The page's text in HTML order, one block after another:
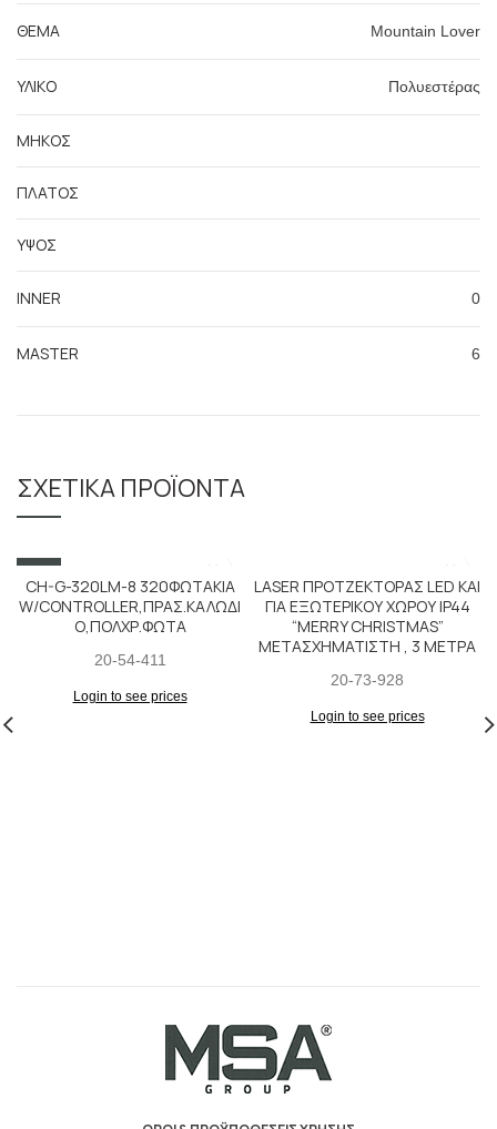
ΘΕΜΑ Mountain Lover
ΥΛΙΚΟ Πολυεστέρας
ΜΗΚΟΣ
ΠΛΑΤΟΣ
ΥΨΟΣ
INNER 0
MASTER 6
ΣΧΕΤΙΚΆ ΠΡΟΪΌΝΤΑ
SALE
CH-G-320LM-8 320ΦΩΤΑΚΙΑ
W/CONTROLLER,ΠΡΑΣ.ΚΑΛΩΔΙ
Ο,ΠΟΛΧΡ.ΦΩΤΑ
20-54-411
Login to see prices
LASER ΠΡΟΤΖΕΚΤΟΡΑΣ LED KAI
ΓΙΑ ΕΞΩΤΕΡΙΚΟΥ ΧΩΡΟΥ IP44
“MERRY CHRISTMAS”
ΜΕΤΑΣΧΗΜΑΤΙΣΤΗ , 3 ΜΕΤΡΑ
20-73-928
Login to see prices